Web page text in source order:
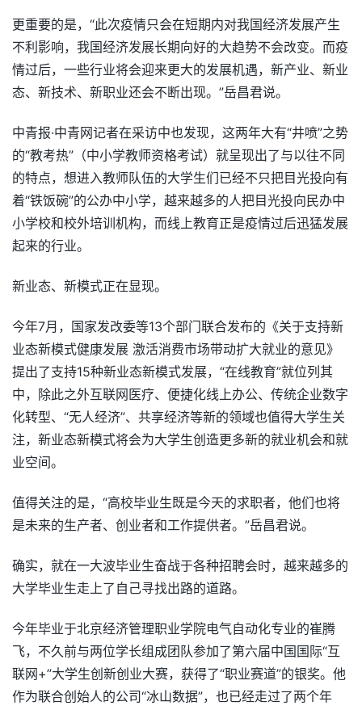
更重要的是，“此次疫情只会在短期内对我国经济发展产生
不利影响，我国经济发展长期向好的大趋势不会改变。而疫
情过后，一些行业将会迎来更大的发展机遇，新产业、新业
态、新技术、新职业还会不断出现。”岳昌君说。
中青报·中青网记者在采访中也发现，这两年大有“井喷”之势
的“教考热”（中小学教师资格考试）就呈现出了与以往不同
的特点，想进入教师队伍的大学生们已经不只把目光投向有
着“铁饭碗”的公办中小学，越来越多的人把目光投向民办中
小学校和校外培训机构，而线上教育正是疫情过后迅猛发展
起来的行业。
新业态、新模式正在显现。
今年7月，国家发改委等13个部门联合发布的《关于支持新
业态新模式健康发展 激活消费市场带动扩大就业的意见》
提出了支持15种新业态新模式发展，“在线教育”就位列其
中，除此之外互联网医疗、便捷化线上办公、传统企业数字
化转型、“无人经济”、共享经济等新的领域也值得大学生关
注，新业态新模式将会为大学生创造更多新的就业机会和就
业空间。
值得关注的是，“高校毕业生既是今天的求职者，他们也将
是未来的生产者、创业者和工作提供者。”岳昌君说。
确实，就在一大波毕业生奋战于各种招聘会时，越来越多的
大学毕业生走上了自己寻找出路的道路。
今年毕业于北京经济管理职业学院电气自动化专业的崔腾
飞，不久前与两位学长组成团队参加了第六届中国国际“互
联网+”大学生创新创业大赛，获得了“职业赛道”的银奖。他
作为联合创始人的公司“冰山数据”，也已经走过了两个年